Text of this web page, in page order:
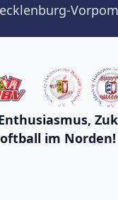
im Norden!